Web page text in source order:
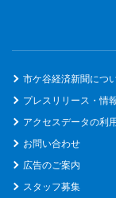
市ケ谷経済新聞につ
プレスリリース・情
アクセスデータの利
お問い合わせ
広告のご案内
スタッフ募集